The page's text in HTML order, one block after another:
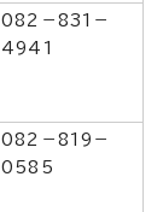
082－831－
4941
082－819－
0585